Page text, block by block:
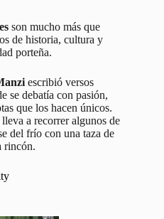
son mucho más que
de historia, cultura y
porteña.
escribió versos
se debatía con pasión,
que los hacen únicos.
lleva a recorrer algunos de
del frío con una taza de
rincón.